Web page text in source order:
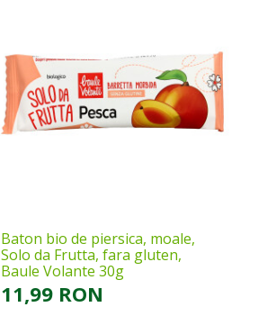
Baton bio de piersica, moale,
Solo da Frutta, fara gluten,
Baule Volante 30g
11,99 RON